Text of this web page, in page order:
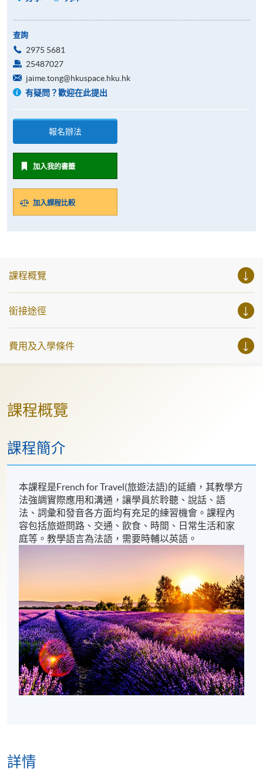
查詢
2975 5681
25487027
jaime.tong@hkuspace.hku.hk
有疑問？歡迎在此提出
報名辦法
加入我的書籤
加入課程比較
課程概覽
銜接途徑
費用及入學條件
課程概覽
課程簡介
本課程是French for Travel(旅遊法語)的延續，其教學方
法強調實際應用和溝通，讓學員於聆聽、說話、語
法、詞彙和發音各方面均有充足的練習機會。課程內
容包括旅遊問路、交通、飲食、時間、日常生活和家
庭等。教學語言為法語，需要時輔以英語。
詳情